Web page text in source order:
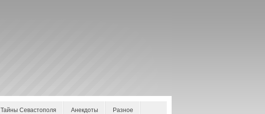
Тайны Севастополя Анекдоты Разное